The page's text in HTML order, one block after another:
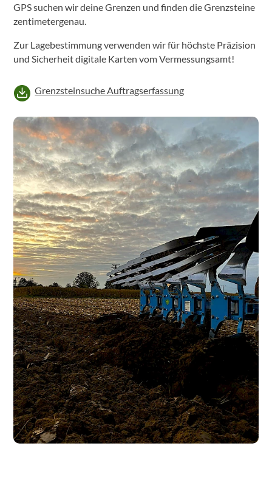
GPS suchen wir deine Grenzen und finden die Grenzsteine
zentimetergenau.
Zur Lagebestimmung verwenden wir für höchste Präzision
und Sicherheit digitale Karten vom Vermessungsamt!
Grenzsteinsuche Auftragserfassung